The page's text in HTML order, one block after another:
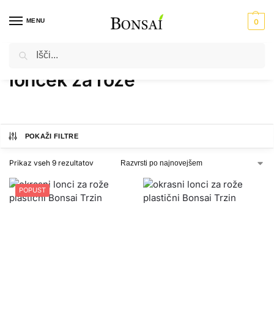
MENU 0
Domov / Izdelki označeni z “lonček za rože”
lonček za rože
POKAŽI FILTRE
Prikaz vseh 9 rezultatov
POPUST